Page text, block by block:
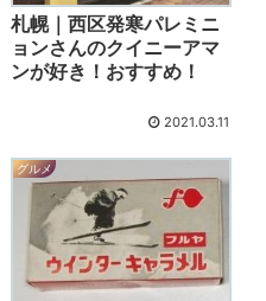
札幌｜西区発寒パレミニ
ョンさんのクイニーアマ
ンが好き！おすすめ！
2021.03.11
グルメ